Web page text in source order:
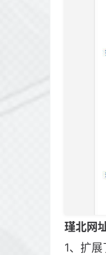
瑾北网
1、扩